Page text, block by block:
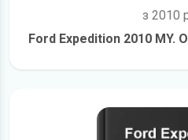
з 2010
Ford Expedition 2010 MY.